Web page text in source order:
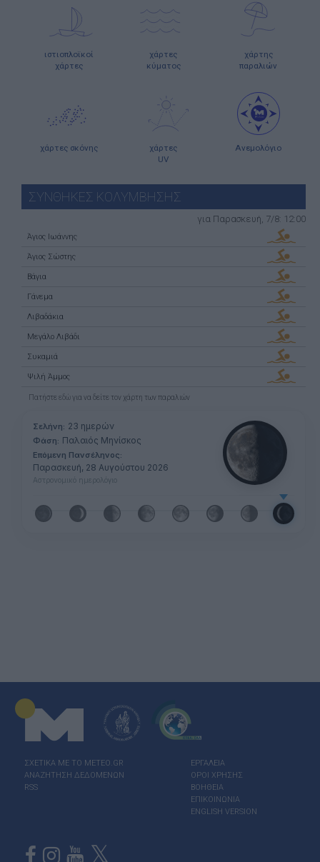
ιστιοπλοϊκοί
χάρτες
χάρτες
κύματος
χάρτης
παραλιών
χάρτες σκόνης
χάρτες
UV
Ανεμολόγιο
ΣΥΝΘΗΚΕΣ ΚΟΛΥΜΒΗΣΗΣ
για Παρασκευή, 7/8: 12:00
Άγιος Ιωάννης
Άγιος Σώστης
Βάγια
Γάνεμα
Λιβαδάκια
Μεγάλο Λιβάδι
Συκαμιά
Ψιλή Άμμος
Πατήστε εδώγια να δείτε τον χάρτη των παραλιών
Σελήνη: 23 ημερών
Φάση: Παλαιός Μηνίσκος
Επόμενη Πανσέληνος:
Παρασκευή, 28 Αυγούστου 2026
Αστρονομικό ημερολόγιο
ΣΧΕΤΙΚΑ ΜΕ ΤΟ ΜΕΤΕΟ.GR
ΑΝΑΖΗΤΗΣΗ ΔΕΔΟΜΕΝΩΝ
RSS
ΕΡΓΑΛΕΙΑ
ΟΡΟΙ ΧΡΗΣΗΣ
ΒΟΗΘΕΙΑ
ΕΠΙΚΟΙΝΩΝΙΑ
ENGLISH VERSION